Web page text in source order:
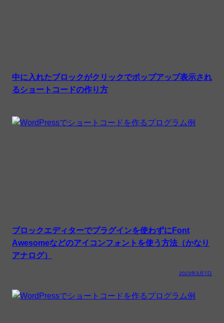
中に入れたブロックがクリックでポップアップ表示され
るショートコードの作り方
ブロックエディターでプラグインを使わずにFont
Awesomeなどのアイコンフォントを使う方法（かなり
アナログ）
2023年3月7日